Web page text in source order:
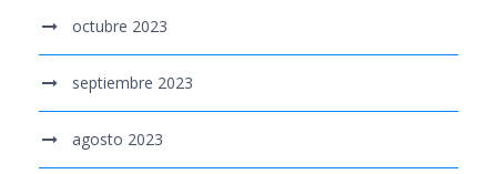
octubre 2023
septiembre 2023
agosto 2023